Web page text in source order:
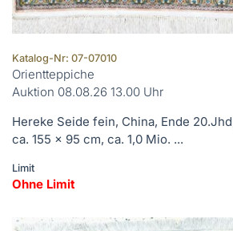
Katalog-Nr: 07-07010
Orientteppiche
Auktion 08.08.26 13.00 Uhr
Hereke Seide fein, China, Ende
ca. 155 x 95 cm, ca. 1,0 Mio. ...
Limit
Ohne Limit